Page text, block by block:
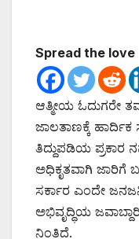
Spread the love
ಆತ್ಮೀಯ ಓದುಗರೇ
ಜಾಲತಾಣಕ್ಕೆ ಹಾರ್ದಿಕ
ತಿದ್ದುಪಡಿಯ ಪ್ರಕಾರ
ಅಧಿಕೃತವಾಗಿ ಜಾರಿಗೆ
ಸರ್ಕಾರ ಎಂದೇ
ಅಭಿವೃದ್ಧಿಯ
ನಿಂತಿದೆ.